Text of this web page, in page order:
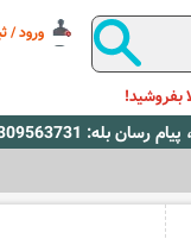
ورود /
بفروشید!